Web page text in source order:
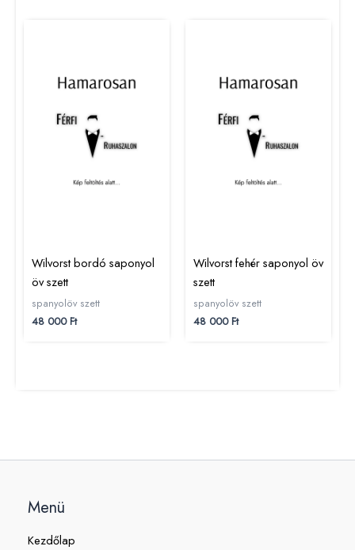
Wilvorst bordó saponyol
öv szett
spanyolöv szett
48 000Ft
Wilvorst fehér saponyol öv
szett
spanyolöv szett
48 000Ft
Menü
Kezdőlap